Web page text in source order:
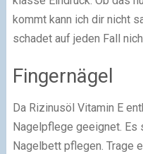
kommt kann ich dir nicht
schadet auf jeden Fall
Fingernägel
Da Rizinusöl Vitamin E
Nagelpflege geeignet.
Nagelbett pflegen. Trage